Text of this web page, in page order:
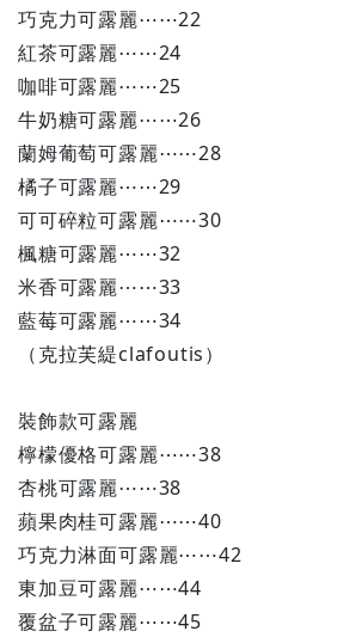
巧克力可露麗⋯⋯22
紅茶可露麗⋯⋯24
咖啡可露麗⋯⋯25
牛奶糖可露麗⋯⋯26
蘭姆葡萄可露麗⋯⋯28
橘子可露麗⋯⋯29
可可碎粒可露麗⋯⋯30
楓糖可露麗⋯⋯32
米香可露麗⋯⋯33
藍莓可露麗⋯⋯34
（克拉芙緹clafoutis）
裝飾款可露麗
檸檬優格可露麗⋯⋯38
杏桃可露麗⋯⋯38
蘋果肉桂可露麗⋯⋯40
巧克力淋面可露麗⋯⋯42
東加豆可露麗⋯⋯44
覆盆子可露麗⋯⋯45